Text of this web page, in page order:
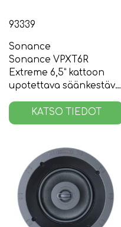
93339
Sonance
Sonance VPXT6R
Extreme 6,5” kattoon
upotettava säänkestävä
KATSO TIEDOT